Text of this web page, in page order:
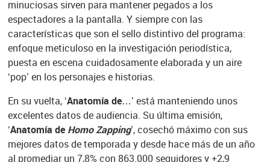
minuciosas sirven para mantener pegados a los
espectadores a la pantalla. Y siempre con las
características que son el sello distintivo del programa:
enfoque meticuloso en la investigación periodística,
puesta en escena cuidadosamente elaborada y un aire
‘pop’ en los personajes e historias.
En su vuelta, ‘Anatomía de…’ está manteniendo unos
excelentes datos de audiencia. Su última emisión,
‘Anatomía de Homo Zapping’, cosechó máximo con sus
mejores datos de temporada y desde hace más de un año
al promediar un 7,8% con 863.000 seguidores y +2,9